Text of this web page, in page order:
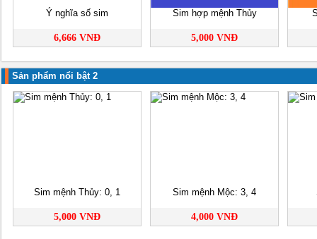
Ý nghĩa số sim
6,666 VNĐ
Sim hợp mệnh Thủy
5,000 VNĐ
Sản phẩm nổi bật 2
Sim mệnh Thủy: 0, 1
5,000 VNĐ
Sim mệnh Mộc: 3, 4
4,000 VNĐ